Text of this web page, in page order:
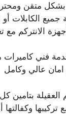
بشكل متقن
الكابلات أو
الانتركم
فني كاميرات
عالي وكامل
بتامين كل
تركيبها